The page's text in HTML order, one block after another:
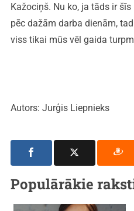
Kažociņš. Nu ko, ja tāds ir
pēc dažām darba dienām,
viss tikai mūs vēl gaida
Autors: Jurģis Liepnieks
Populārākie